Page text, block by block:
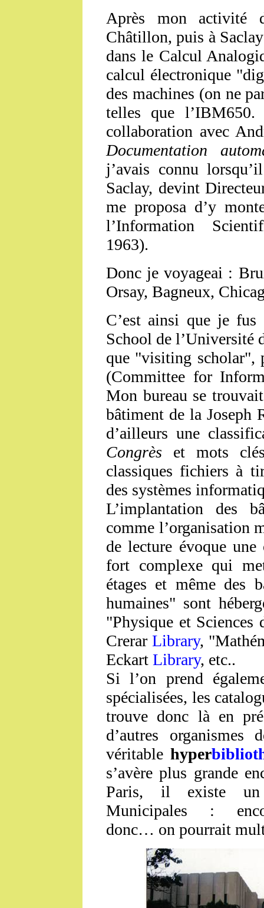
Après mon
Châtillon, puis à
dans le Calcul
calcul électronique
des machines (on ne
telles que
collaboration avec
Documentation
j’avais connu
Saclay, devint
me proposa d’y
l’Information
1963).
Donc je voyageai :
Orsay, Bagneux,
C’est ainsi que je
School de l’Université
que "visiting scholar",
(Committee for
Mon bureau se
bâtiment de la Joseph
d’ailleurs une
Congrès et mots
classiques fichiers à
des systèmes
L’implantation des
comme l’organisation
de lecture évoque une
fort complexe qui
étages et même des
humaines" sont
"Physique et Sciences
Crerar Library,
Eckart Library, etc..
Si l’on prend
spécialisées, les
trouve donc là en
d’autres organismes
véritable hyper
s’avère plus grande
Paris, il existe
Municipales :
donc… on pourrait